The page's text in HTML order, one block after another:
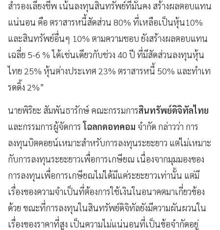
สำรองเลี้ยงชีพ เน้นลงทุนสินทรัพย์ที่มั่นคง สร้างผลตอบแทน
แน่นอน คือ ตราสารหนี้สัดส่วน 80% ที่เหลือเป็นหุ้น10%
และสินทรัพย์อื่นๆ 10% ตามความชอบ ยังสร้างผลตอบแทน
เฉลี่ย 5-6 % ได้เช่นเดียวกับช่วง 40 ปี ที่มีสัดส่วนลงทุนหุ้น
ไทย 25% หุ้นต่างประเทศ 23% ตราสารหนี้ 50% และทำเท
รดดิ้ง 2%”
นายพิริยะ สัมพันธารักษ์ คณะกรรมการสินทรัพย์ดิจิทัลไทย
และกรรมการผู้จัดการโฉลกดอทคอม จำกัด กล่าวว่า การ
ลงทุนบิตคอยน์เหมาะสำหรับการลงทุนระยะยาว แต่ไม่เหมาะ
กับการลงทุนระยะยาวเพื่อการเกษียณ เนื่องจากมุมมองของ
การลงทุนเพื่อการเกษียณไม่ได้มีแค่ระยะยาวเท่านั้น แต่มี
เรื่องของความจำเป็นที่ต้องการใช้เงินในอนาคตมาเกี่ยวข้อง
ด้วย ขณะที่การลงทุนในสินทรัพย์ดิจิทัลยังมีความผันผวนใน
เรื่องของราคาที่สูง เป็นความไม่แน่นอนที่เป็นข้อจำกัดอยู่